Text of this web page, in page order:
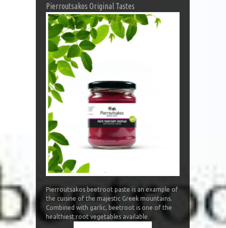
Pierroutsakos Original Tastes
Pierroutsakos beetroot paste is an example of
the cuisine of the majestic Greek mountains.
Combined with garlic, beetroot is one of the
healthiest root vegetables available.